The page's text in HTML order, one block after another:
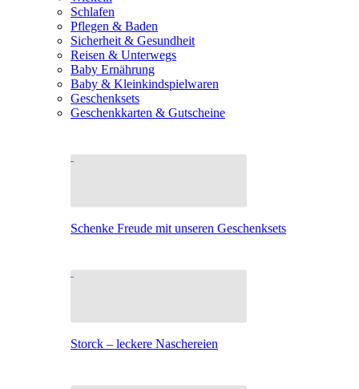
Schlafen
Pflegen & Baden
Sicherheit & Gesundheit
Reisen & Unterwegs
Baby Ernährung
Baby & Kleinkindspielwaren
Geschenksets
Geschenkkarten & Gutscheine
Schenke Freude mit unseren Geschenksets
Storck – leckere Naschereien